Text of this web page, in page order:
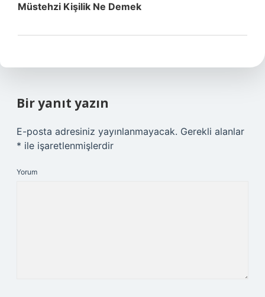
Müstehzi Kişilik Ne Demek
Bir yanıt yazın
E-posta adresiniz yayınlanmayacak. Gerekli alanlar
* ile işaretlenmişlerdir
Yorum